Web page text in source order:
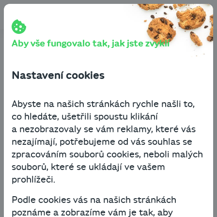
Přeskočit na obsah
Jak zvládnout krizi i bez pomoci banky? Existují i jiné
varianty než překlenovací úvěr
Jak zvládnout krizi i bez
i jiné varianty než
překlenovací úvěr
Byznys know-how
1. září 2020 4 minuty čtení
Měli jste velké plány na rozjetí podnikání?
Chtěli jste uvést na trh nové produkty nebo
Aby vše fungovalo tak, jak jste zvyklí
Nastavení cookies
Abyste na našich stránkách rychle našli to,
co hledáte, ušetřili spoustu klikání
a nezobrazovaly se vám reklamy, které vás
nezajímají, potřebujeme od vás souhlas se
zpracováním souborů cookies, neboli malých
souborů, které se ukládají ve vašem
prohlížeči.
Podle cookies vás na našich stránkách
poznáme a zobrazíme vám je tak, aby